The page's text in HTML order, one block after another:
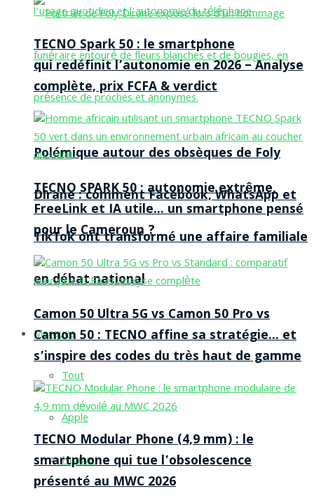
Polémique autour des obsèques de Foly
Dirane : comment Facebook, WhatsApp et
TikTok ont transformé une affaire familiale
en débat national
Marques
Tout
Apple
Huawei
TECNO Spark 50 : le smartphone
qui redéfinit l’autonomie en 2026 – Analyse
complète, prix FCFA & verdict
TECNO SPARK 50 : autonomie extrême,
FreeLink et IA utile… un smartphone pensé
pour le Cameroun ?
Camon 50 Ultra 5G vs Camon 50 Pro vs
Camon 50 : TECNO affine sa stratégie… et
s’inspire des codes du très haut de gamme
TECNO Modular Phone (4,9 mm) : le
smartphone qui tue l’obsolescence
présenté au MWC 2026